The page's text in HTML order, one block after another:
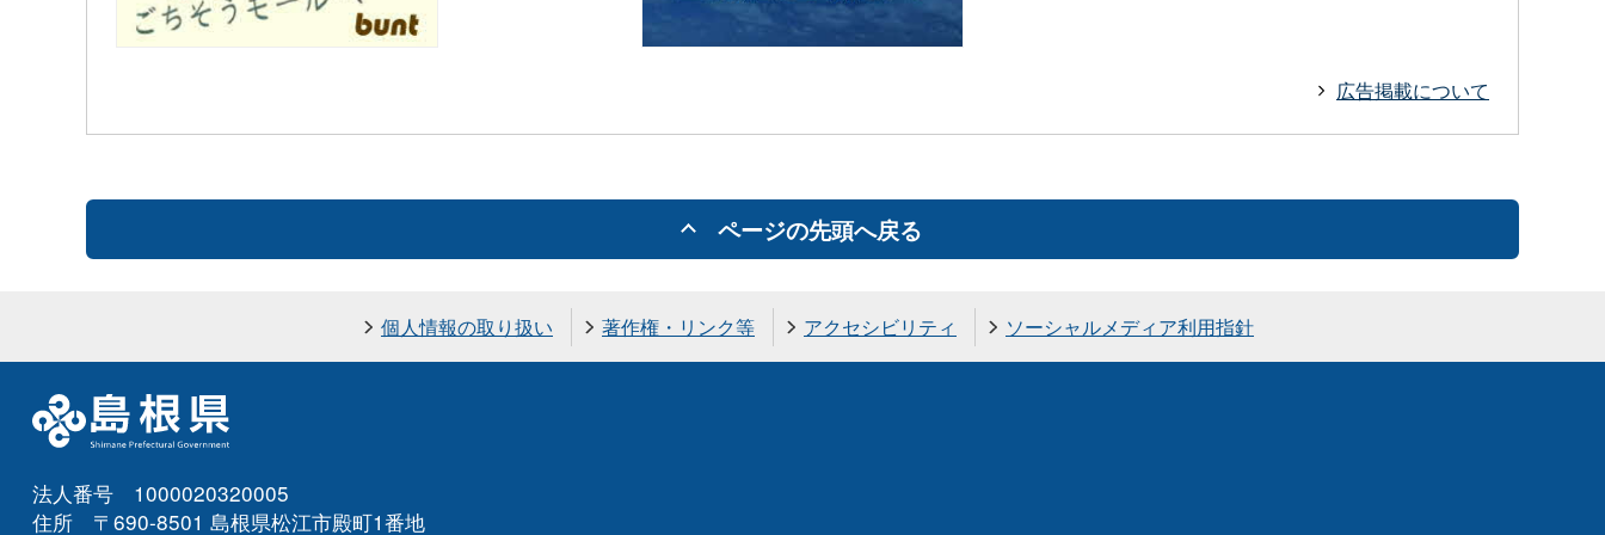
広告掲載について
ページの先頭へ戻る
個人情報の取り扱い 著作権・リンク等 アクセシビリティ ソーシャルメディア利用指針
法人番号 1000020320005
住所 〒690-8501 島根県松江市殿町1番地